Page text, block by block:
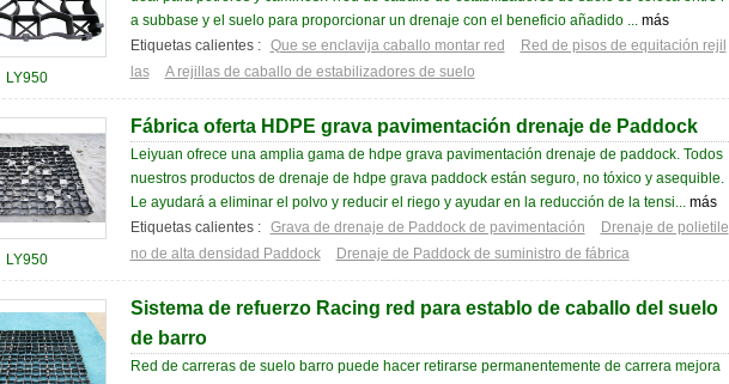
LY950
a subbase y el suelo para proporcionar un drenaje con el beneficio añadido ... más
Etiquetas calientes : Que se enclavija caballo montar red
Red de pisos de equitación rejil
las
A rejillas de caballo de estabilizadores de suelo
LY950
Fábrica oferta HDPE grava pavimentación drenaje de Paddock
Leiyuan ofrece una amplia gama de hdpe grava pavimentación drenaje de paddock. Todos
nuestros productos de drenaje de hdpe grava paddock están seguro, no tóxico y asequible.
Le ayudará a eliminar el polvo y reducir el riego y ayudar en la reducción de la tensi... más
Etiquetas calientes : Grava de drenaje de Paddock de pavimentación
Drenaje de polietile
no de alta densidad Paddock
Drenaje de Paddock de suministro de fábrica
Sistema de refuerzo Racing red para establo de caballo del suelo
de barro
Red de carreras de suelo barro puede hacer retirarse permanentemente de carrera mejora